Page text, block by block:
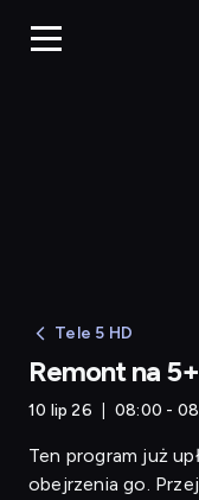
Tele 5 HD
Remont na 5+
10 lip 26 08:00 -
Ten program już
obejrzenia go.